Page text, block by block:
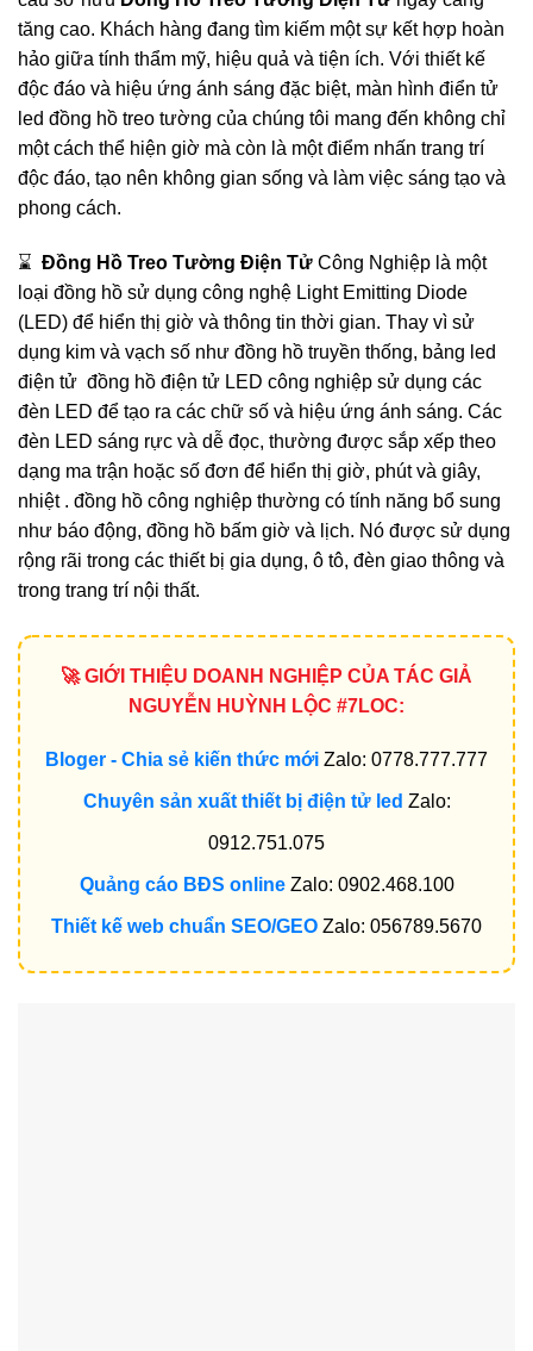
tăng cao. Khách hàng đang tìm kiếm một sự kết hợp hoàn
hảo giữa tính thẩm mỹ, hiệu quả và tiện ích. Với thiết kế
độc đáo và hiệu ứng ánh sáng đặc biệt, màn hình điển tử
led đồng hồ treo tường của chúng tôi mang đến không chỉ
một cách thể hiện giờ mà còn là một điểm nhấn trang trí
độc đáo, tạo nên không gian sống và làm việc sáng tạo và
phong cách.
⌛️ Đồng Hồ Treo Tường Điện Tử Công Nghiệp là một
loại đồng hồ sử dụng công nghệ Light Emitting Diode
(LED) để hiển thị giờ và thông tin thời gian. Thay vì sử
dụng kim và vạch số như đồng hồ truyền thống, bảng led
điện tử đồng hồ điện tử LED công nghiệp sử dụng các
đèn LED để tạo ra các chữ số và hiệu ứng ánh sáng. Các
đèn LED sáng rực và dễ đọc, thường được sắp xếp theo
dạng ma trận hoặc số đơn để hiển thị giờ, phút và giây,
nhiệt . đồng hồ công nghiệp thường có tính năng bổ sung
như báo động, đồng hồ bấm giờ và lịch. Nó được sử dụng
rộng rãi trong các thiết bị gia dụng, ô tô, đèn giao thông và
trong trang trí nội thất.
🚀 GIỚI THIỆU DOANH NGHIỆP CỦA TÁC GIẢ
NGUYỄN HUỲNH LỘC #7LOC:
Bloger - Chia sẻ kiến thức mới Zalo: 0778.777.777
Chuyên sản xuất thiết bị điện tử led Zalo:
0912.751.075
Quảng cáo BĐS onlineZalo: 0902.468.100
Thiết kế web chuẩn SEO/GEO Zalo: 056789.5670